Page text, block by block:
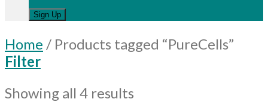
Home / Products tagged “PureCells”
Filter
Showing all 4 results